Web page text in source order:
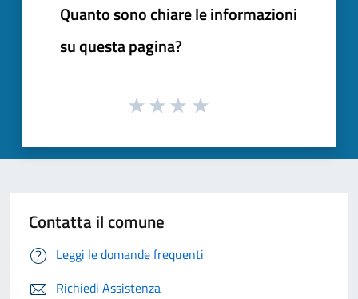
Quanto sono chiare le informazioni
su questa pagina?
Contatta il comune
Leggi le domande frequenti
Richiedi Assistenza